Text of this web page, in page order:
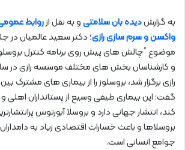
به گزارشدیده بان سلامتیو به نقل ازروابط
واکسن و سرم سازی رازی؛ دکتر سعید عالمیان در
موضوع “چالش های پیش روی برنامه کنترل
و کارشناسان بخش های مختلف موسسه رازی در
رازی برگزار شد، بروسلوز را از بیماری های مشترک
گفت: این بیماری طیفی وسیع از پستانداران اهلی
کند، انتشار جهانی دارد و بروسلا آبورتوس
بروسلاها و باعث خسارات اقتصادی زیاد به
جوامع انسانی است.